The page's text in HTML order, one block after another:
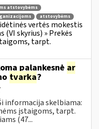
atstovybėms
atstovybėms
vertės mokestis
(VI skyrius) » Prekės
tarpt.
palankesnė ar
tvarka?
informacija skelbiama:
įstaigoms, tarpt.
(47...